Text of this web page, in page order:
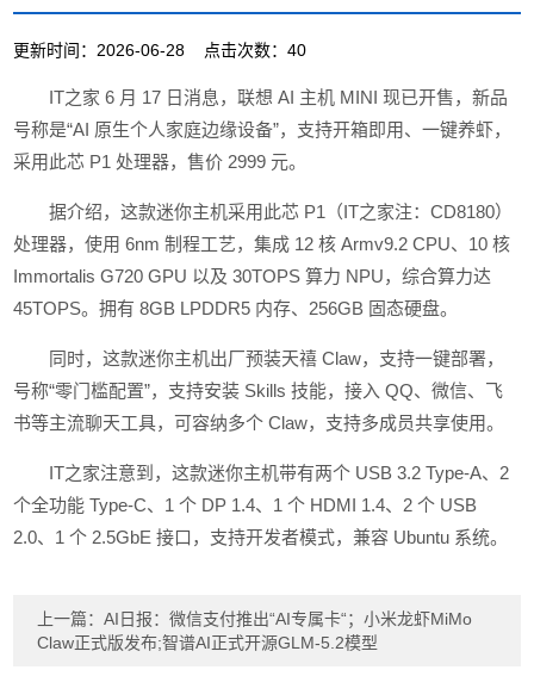
更新时间：2026-06-28 点击次数：40
IT之家 6 月 17 日消息，联想 AI 主机 MINI 现已开售，新品
号称是“AI 原生个人家庭边缘设备”，支持开箱即用、一键养虾，
采用此芯 P1 处理器，售价 2999 元。
据介绍，这款迷你主机采用此芯 P1（IT之家注：CD8180）
处理器，使用 6nm 制程工艺，集成 12 核 Armv9.2 CPU、10 核
Immortalis G720 GPU 以及 30TOPS 算力 NPU，综合算力达
45TOPS。拥有 8GB LPDDR5 内存、256GB 固态硬盘。
同时，这款迷你主机出厂预装天禧 Claw，支持一键部署，
号称“零门槛配置”，支持安装 Skills 技能，接入 QQ、微信、飞
书等主流聊天工具，可容纳多个 Claw，支持多成员共享使用。
IT之家注意到，这款迷你主机带有两个 USB 3.2 Type-A、2
个全功能 Type-C、1 个 DP 1.4、1 个 HDMI 1.4、2 个 USB
2.0、1 个 2.5GbE 接口，支持开发者模式，兼容 Ubuntu 系统。
上一篇：AI日报：微信支付推出“AI专属卡“；小米龙虾MiMo
Claw正式版发布;智谱AI正式开源GLM-5.2模型